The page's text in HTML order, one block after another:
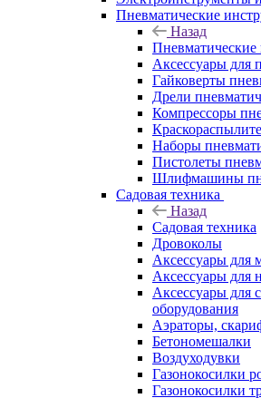
Пневматические
Назад
Аксессуары для
Гайковерты
Дрели
Компрессоры
Наборы
Пистолеты
Шлифмашины
Садовая техника
Назад
Садовая техника
Дровоколы
Аксессуары для
Аксессуары для
Аксессуары для
оборудования
Аэраторы,
Бетономешалки
Воздуходувки
Газонокосилки
Газонокосилки